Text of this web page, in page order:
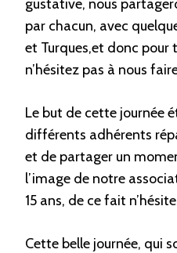
gustative, nous
par chacun, avec
et Turques,et donc pour
n’hésitez pas à nous
Le but de cette journée
différents adhérents
et de partager un
l’image de notre
15 ans, de ce fait
Cette belle journée, qui